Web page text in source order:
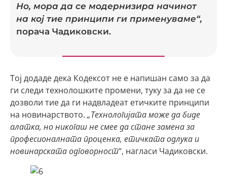
Но, мора да се модернизира начинот
на кој тие принципи ги применуваме“,
порача Чадиковски.
Тој додаде дека Кодексот не е напишан само за да
ги следи технолошките промени, туку за да не се
дозволи тие да ги надвладеат етичките принципи
на новинарството. „Технологијата може да биде
алатка, но никогаш не смее да стане замена за
професионалната проценка, етичката одлука и
новинарската одговорност“, нагласи Чадиковски.